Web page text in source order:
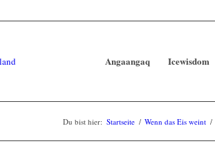
Angaangaq Icewisdom
Du bist hier: Startseite / Wenn das Eis weint /